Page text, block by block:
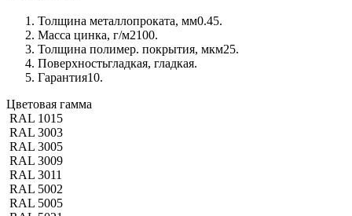
Толщина металлопроката, мм0.45.
Масса цинка, г/м2100.
Толщина полимер. покрытия, мкм25.
Поверхностьгладкая, гладкая.
Гарантия10.
Цветовая гамма
RAL 1015
RAL 3003
RAL 3005
RAL 3009
RAL 3011
RAL 5002
RAL 5005